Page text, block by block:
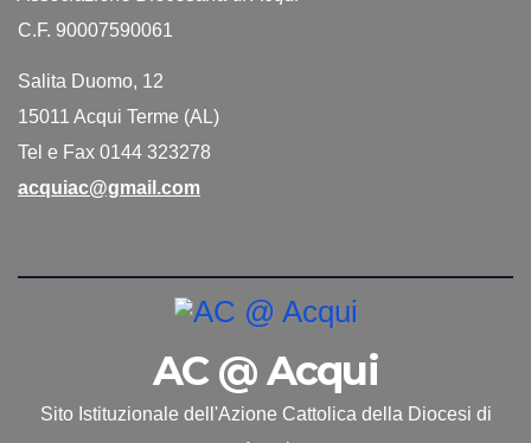
C.F. 90007590061
Salita Duomo, 12
15011 Acqui Terme (AL)
Tel e Fax 0144 323278
acquiac@gmail.com
AC @ Acqui
Sito Istituzionale dell'Azione Cattolica della Diocesi di